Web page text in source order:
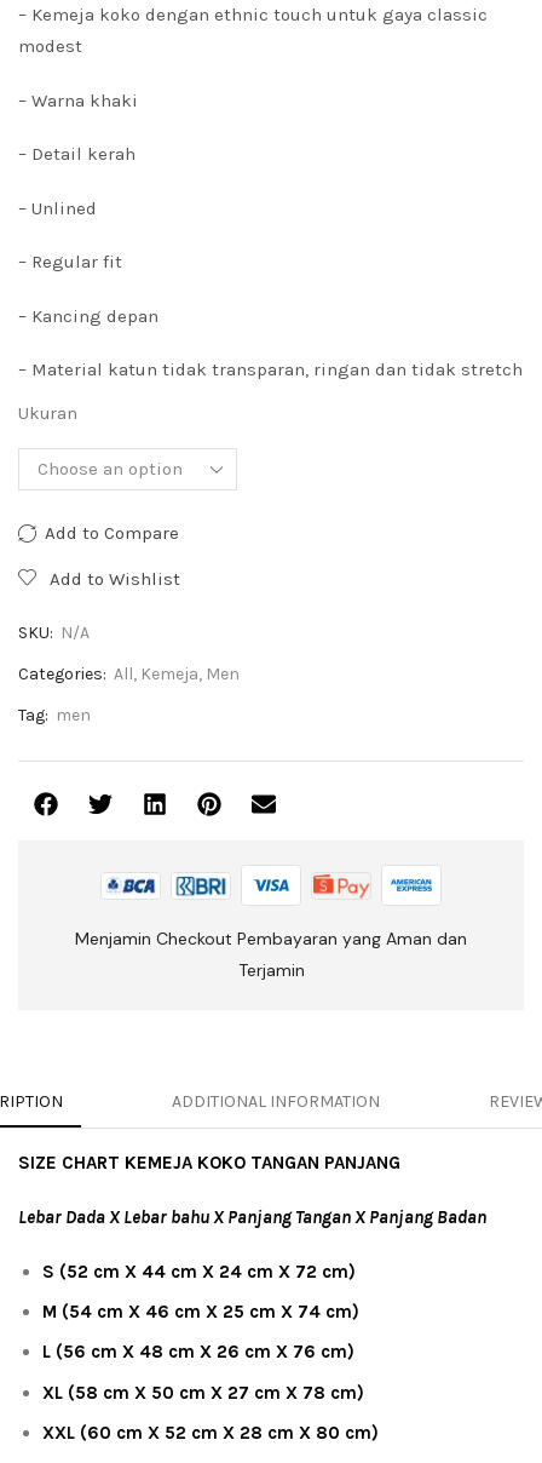
– Kemeja koko dengan ethnic touch untuk gaya classic
modest
– Warna khaki
– Detail kerah
– Unlined
– Regular fit
– Kancing depan
– Material katun tidak transparan, ringan dan tidak stretch
Ukuran
Add to Compare
Add to Wishlist
SKU: N/A
Categories: All, Kemeja, Men
Tag: men
Menjamin Checkout Pembayaran yang Aman dan
Terjamin
ADDITIONAL INFORMATION
SIZE CHART KEMEJA KOKO TANGAN PANJANG
Lebar Dada X Lebar bahu X Panjang Tangan X Panjang Badan
S (52 cm X 44 cm X 24 cm X 72 cm)
M (54 cm X 46 cm X 25 cm X 74 cm)
L (56 cm X 48 cm X 26 cm X 76 cm)
XL (58 cm X 50 cm X 27 cm X 78 cm)
XXL (60 cm X 52 cm X 28 cm X 80 cm)